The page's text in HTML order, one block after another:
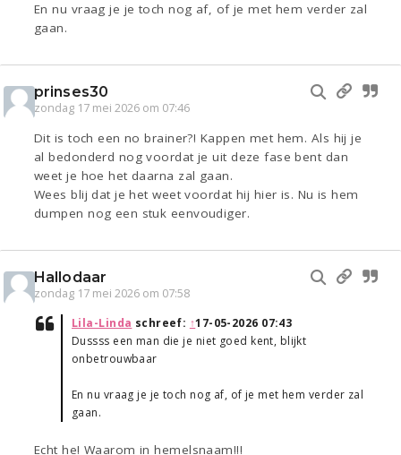
En nu vraag je je toch nog af, of je met hem verder zal
gaan.
prinses30
zondag 17 mei 2026 om 07:46
Dit is toch een no brainer?! Kappen met hem. Als hij je
al bedonderd nog voordat je uit deze fase bent dan
weet je hoe het daarna zal gaan.
Wees blij dat je het weet voordat hij hier is. Nu is hem
dumpen nog een stuk eenvoudiger.
Hallodaar
zondag 17 mei 2026 om 07:58
Lila-Linda schreef: ↑17-05-2026 07:43
Dussss een man die je niet goed kent, blijkt
onbetrouwbaar
En nu vraag je je toch nog af, of je met hem verder zal
gaan.
Echt he! Waarom in hemelsnaam!!!